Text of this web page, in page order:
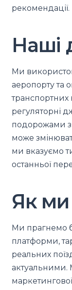
рекомендації.
Наші
Ми
аеропорту та
транспортних
регуляторні
подорожами
може
ми вказуємо
останньої
Як
Ми прагнемо
платформи,
реальних
актуальними.